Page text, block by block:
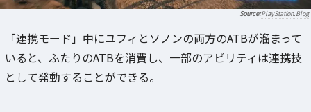
PlayStation.Blog
「連携モード」中にユフィとソノンの両方のATBが溜まって
いると、ふたりのATBを消費し、一部のアビリティは連携技
として発動することができる。